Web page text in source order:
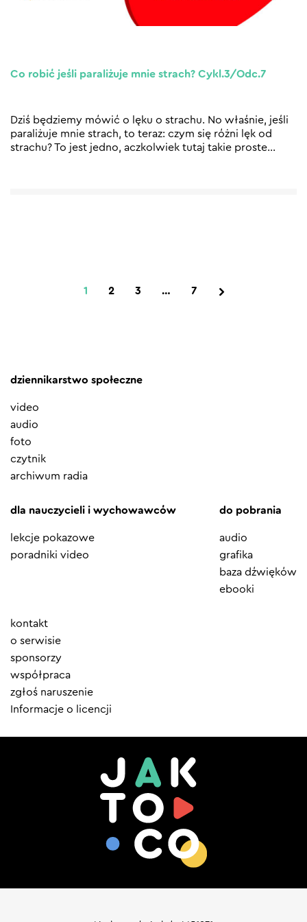
Co robić jeśli paraliżuje mnie strach? Cykl.3/Odc.7
Dziś będziemy mówić o lęku o strachu. No właśnie, jeśli
paraliżuje mnie strach, to teraz: czym się różni lęk od
strachu? To jest jedno, aczkolwiek tutaj takie proste…
1 2 3 … 7
dziennikarstwo społeczne
video
audio
foto
czytnik
archiwum radia
dla nauczycieli i wychowawców
lekcje pokazowe
poradniki video
do pobrania
audio
grafika
baza dźwięków
ebooki
Element
menu
kontakt
o serwisie
sponsorzy
współpraca
zgłoś naruszenie
Informacje o licencji